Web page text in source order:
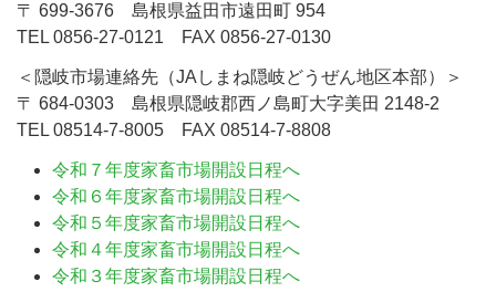
〒 699-3676 島根県益田市遠田町 954
TEL 0856-27-0121 FAX 0856-27-0130
＜隠岐市場連絡先（JAしまね隠岐どうぜん地区本部）＞
〒 684-0303 島根県隠岐郡西ノ島町大字美田 2148-2
TEL 08514-7-8005 FAX 08514-7-8808
令和７年度家畜市場開設日程へ
令和６年度家畜市場開設日程へ
令和５年度家畜市場開設日程へ
令和４年度家畜市場開設日程へ
令和３年度家畜市場開設日程へ